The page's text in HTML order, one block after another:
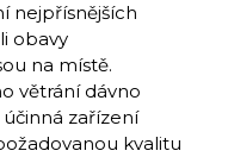
nejpřísnějších
obavy
na místě.
větrání dávno
zařízení
kvalitu